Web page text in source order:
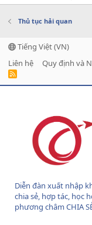
Thủ tục hải quan
Tiếng Việt (VN)
Liên hệ
Quy định và
R
Diễn đàn xuất nhập
chia sẻ, hợp tác, học
phương châm CHIA